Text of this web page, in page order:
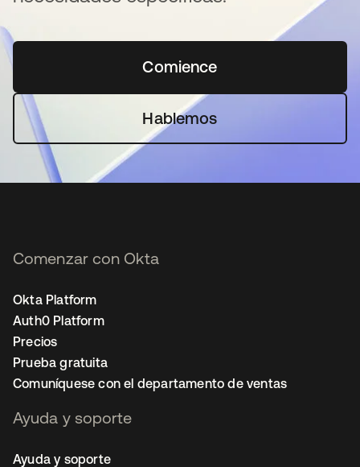
Comiencese abre en una pestaña
Hablemos
Comenzar con Okta
Okta Platform
Auth0 Platform
Precios
Prueba gratuita
Comuníquese con el departamento de ventas
Ayuda y soporte
Ayuda y soporte